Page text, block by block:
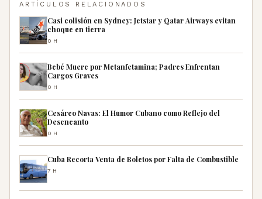
ARTÍCULOS RELACIONADOS
Casi colisión en Sydney: Jetstar y Qatar Airways evitan
choque en tierra
0H
Bebé Muere por Metanfetamina; Padres Enfrentan
Cargos Graves
0H
Cesáreo Navas: El Humor Cubano como Reflejo del
Desencanto
0H
Cuba Recorta Venta de Boletos por Falta de Combustible
7H